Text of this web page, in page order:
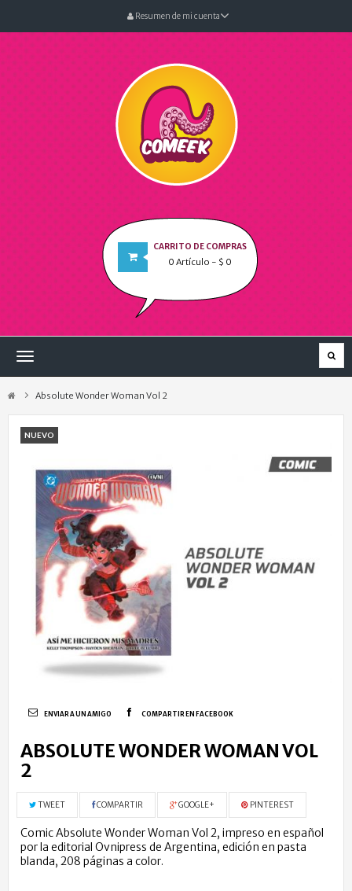
Resumen de mi cuenta
CARRITO DE COMPRAS
0 Artículo - $ 0
Navegación
Absolute Wonder Woman Vol 2
NUEVO
ENVIAR A UN AMIGO COMPARTIR EN FACEBOOK
ABSOLUTE WONDER WOMAN VOL
2
TWEET COMPARTIR GOOGLE+ PINTEREST
Comic Absolute Wonder Woman Vol 2, impreso en español
por la editorial Ovnipress de Argentina, edición en pasta
blanda, 208 páginas a color.